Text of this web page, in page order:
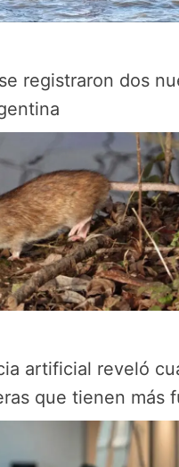
registraron dos
artificial reveló
que tienen más